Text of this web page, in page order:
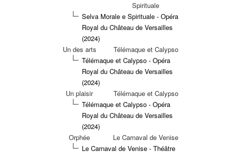
Spirituale
Selva Morale e Spirituale - Opéra
Royal du Château de Versailles
(2024)
Un des arts
Télémaque et Calypso
Télémaque et Calypso - Opéra
Royal du Château de Versailles
(2024)
Un plaisir
Télémaque et Calypso
Télémaque et Calypso - Opéra
Royal du Château de Versailles
(2024)
Orphée
Le Carnaval de Venise
Le Carnaval de Venise - Théâtre